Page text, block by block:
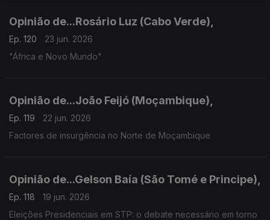
Opinião de...Rosário Luz (Cabo Verde),
Ep. 120
23 jun. 2026
"África e Novo Mundo"
Opinião de...João Feijó (Moçambique),
Ep. 119
22 jun. 2026
Factores de insurgência no Norte de Moçambique
Opinião de...Gelson Baía (São Tomé e Principe),
Ep. 118
19 jun. 2026
Eleições Presidenciais em STP: o debate necessário em torno